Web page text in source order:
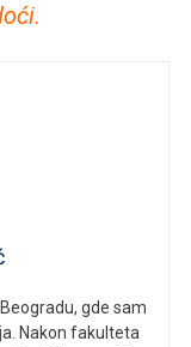
gde sam
Nakon fakulteta